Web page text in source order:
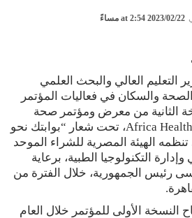
2023/02/22 at 2:54 مساءً
العالي والبحث العلمي
والسكان في فعاليات المؤتمر
الثانية من معرض ومؤتمر صحة
إفريقيا “Africa Health ExCon 2023″، تحت شعار “بوابتك نحو
تنظمه الهيئة المصرية للشراء الموحد
التكنولوجيا الطبية، برعاية
رئيس الجمهورية، خلال الفترة من
النسخة الأولى للمؤتمر خلال العام